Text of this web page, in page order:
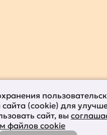
(cookie) для
сайт, вы
файлов cookie